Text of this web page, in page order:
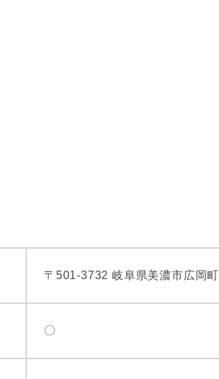
〒501-3732 岐阜県美濃市広岡町
〇